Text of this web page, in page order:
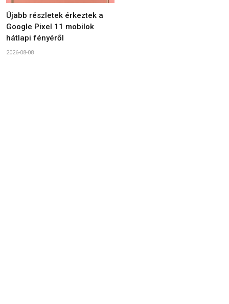
Újabb részletek érkeztek a
Google Pixel 11 mobilok
hátlapi fényéről
2026-08-08